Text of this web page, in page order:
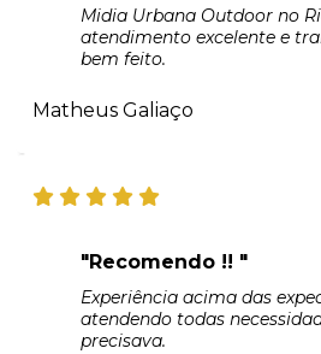
Midia Urbana Outdoor no
atendimento excelente e
bem feito.
Matheus Galiaço
"Recomendo !! "
Experiência acima das
atendendo todas
precisava.